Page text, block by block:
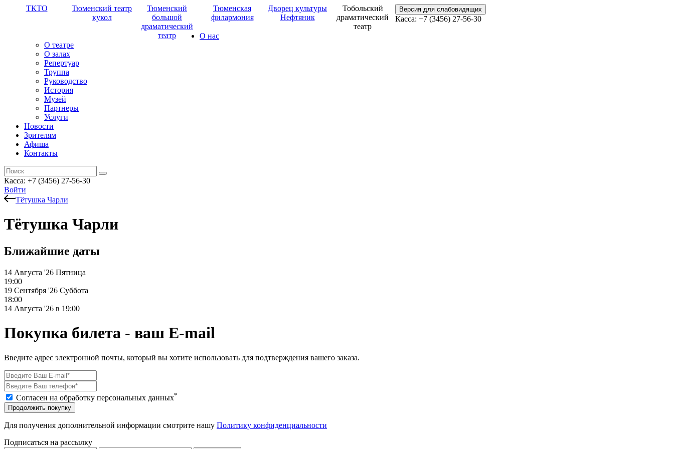
ТКТО
Тюменский театр
кукол
Тюменский
большой
драматический
театр
Тюменская
филармония
Дворец культуры
Нефтяник
Тобольский
драматический
театр
Версия для слабовидящих
Касса: +7 (3456) 27-56-30
О нас
О театре
О залах
Репертуар
Труппа
Руководство
История
Музей
Партнеры
Услуги
Новости
Зрителям
Афиша
Контакты
Касса: +7 (3456) 27-56-30
Войти
Тётушка Чарли
Тётушка Чарли
Ближайшие даты
14 Августа '26 Пятница
19:00
19 Сентября '26 Суббота
18:00
14 Августа '26 в 19:00
Покупка билета - ваш E-mail
Введите адрес электронной почты, который вы хотите использовать для подтверждения вашего заказа.
Согласен на обработку персональных данных*
Продолжить покупку
Для получения дополнительной информации смотрите нашу Политику конфиденциальности
Подписаться на рассылку